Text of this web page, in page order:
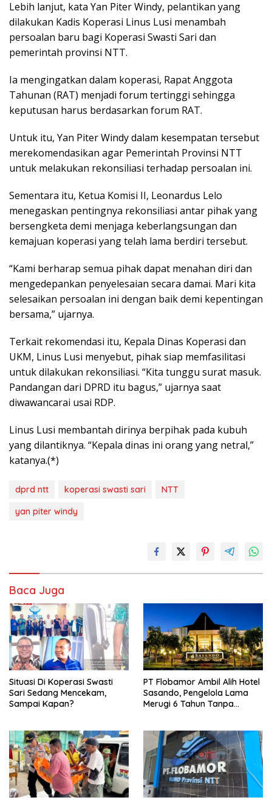
Lebih lanjut, kata Yan Piter Windy, pelantikan yang
dilakukan Kadis Koperasi Linus Lusi menambah
persoalan baru bagi Koperasi Swasti Sari dan
pemerintah provinsi NTT.
Ia mengingatkan dalam koperasi, Rapat Anggota
Tahunan (RAT) menjadi forum tertinggi sehingga
keputusan harus berdasarkan forum RAT.
Untuk itu, Yan Piter Windy dalam kesempatan tersebut
merekomendasikan agar Pemerintah Provinsi NTT
untuk melakukan rekonsiliasi terhadap persoalan ini.
Sementara itu, Ketua Komisi II, Leonardus Lelo
menegaskan pentingnya rekonsiliasi antar pihak yang
bersengketa demi menjaga keberlangsungan dan
kemajuan koperasi yang telah lama berdiri tersebut.
“Kami berharap semua pihak dapat menahan diri dan
mengedepankan penyelesaian secara damai. Mari kita
selesaikan persoalan ini dengan baik demi kepentingan
bersama,” ujarnya.
Terkait rekomendasi itu, Kepala Dinas Koperasi dan
UKM, Linus Lusi menyebut, pihak siap memfasilitasi
untuk dilakukan rekonsiliasi. “Kita tunggu surat masuk.
Pandangan dari DPRD itu bagus,” ujarnya saat
diwawancarai usai RDP.
Linus Lusi membantah dirinya berpihak pada kubuh
yang dilantiknya. “Kepala dinas ini orang yang netral,”
katanya.(*)
dprd ntt koperasi swasti sari
NTT
yan piter windy
Baca Juga
Situasi Di Koperasi Swasti
Sari Sedang Mencekam,
Sampai Kapan?
PT Flobamor Ambil Alih Hotel
Sasando, Pengelola Lama
Merugi 6 Tahun Tanpa